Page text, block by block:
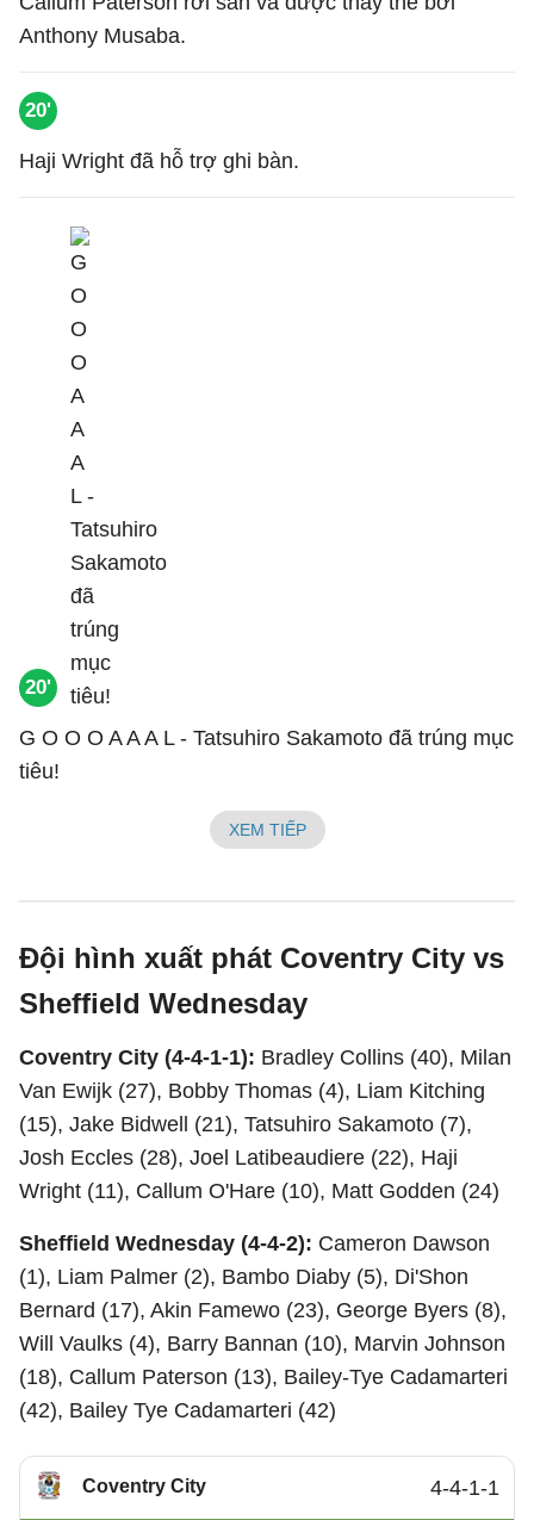
Anthony Musaba.
20'
Haji Wright đã hỗ trợ ghi bàn.
20'
G O O O A A A L - Tatsuhiro Sakamoto đã trúng mục
tiêu!
XEM TIẾP
Đội hình xuất phát Coventry City vs
Sheffield Wednesday
Coventry City (4-4-1-1): Bradley Collins (40), Milan
Van Ewijk (27), Bobby Thomas (4), Liam Kitching
(15), Jake Bidwell (21), Tatsuhiro Sakamoto (7),
Josh Eccles (28), Joel Latibeaudiere (22), Haji
Wright (11), Callum O'Hare (10), Matt Godden (24)
Sheffield Wednesday (4-4-2): Cameron Dawson
(1), Liam Palmer (2), Bambo Diaby (5), Di'Shon
Bernard (17), Akin Famewo (23), George Byers (8),
Will Vaulks (4), Barry Bannan (10), Marvin Johnson
(18), Callum Paterson (13), Bailey-Tye Cadamarteri
(42), Bailey Tye Cadamarteri (42)
Coventry City 4-4-1-1